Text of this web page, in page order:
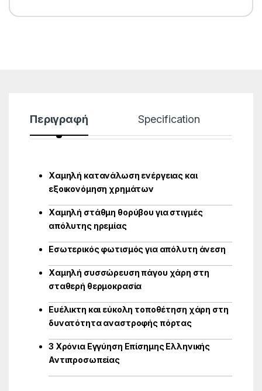
Περιγραφή Specification
Χαμηλή κατανάλωση ενέργειας και
εξοικονόμηση χρημάτων
Χαμηλή στάθμη θορύβου για στιγμές
απόλυτης ηρεμίας
Εσωτερικός φωτισμός για απόλυτη άνεση
Χαμηλή συσσώρευση πάγου χάρη στη
σταθερή θερμοκρασία
Ευέλικτη και εύκολη τοποθέτηση χάρη στη
δυνατότητα αναστροφής πόρτας
3 Χρόνια Εγγύηση Επίσημης Ελληνικής
Αντιπροσωπείας